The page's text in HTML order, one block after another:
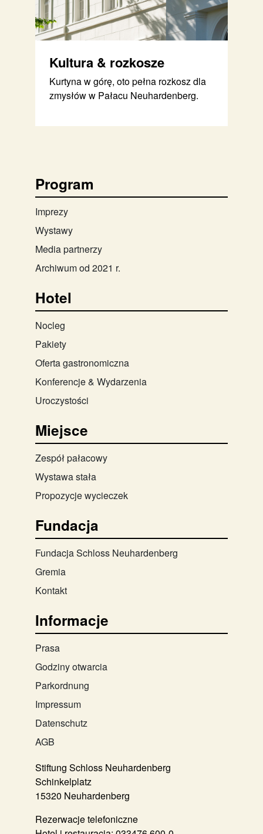
Kultura & rozkosze
Kurtyna w górę, oto pełna rozkosz dla
zmysłów w Pałacu Neuhardenberg.
Program
Imprezy
Wystawy
Media partnerzy
Archiwum od 2021 r.
Hotel
Nocleg
Pakiety
Oferta gastronomiczna
Konferencje & Wydarzenia
Uroczystości
Miejsce
Zespół pałacowy
Wystawa stała
Propozycje wycieczek
Fundacja
Fundacja Schloss Neuhardenberg
Gremia
Kontakt
Informacje
Prasa
Godziny otwarcia
Parkordnung
Impressum
Datenschutz
AGB
Stiftung Schloss Neuhardenberg
Schinkelplatz
15320 Neuhardenberg
Rezerwacje telefoniczne